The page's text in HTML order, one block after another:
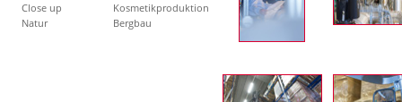
Close up
Natur
Kosmetikproduktion
Bergbau